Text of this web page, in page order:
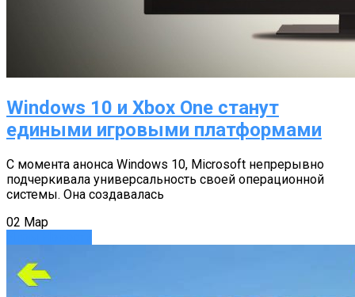
Windows 10 и Xbox One станут
едиными игровыми платформами
С момента анонса Windows 10, Microsoft непрерывно
подчеркивала универсальность своей операционной
системы. Она создавалась
02 Мар